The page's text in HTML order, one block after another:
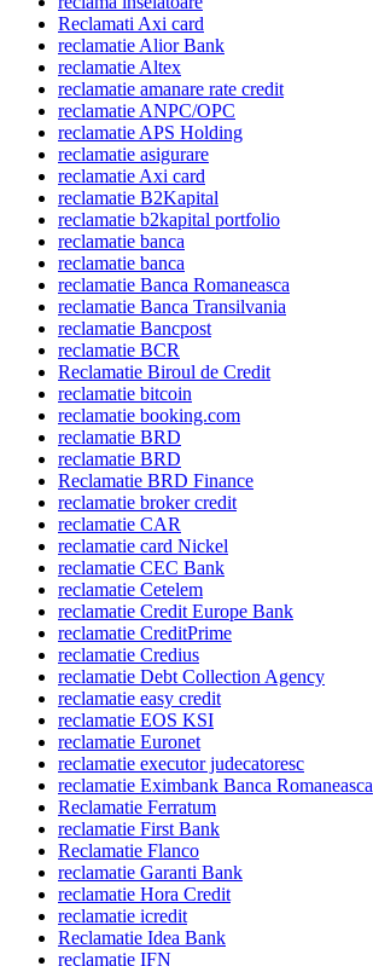
Reclamati Axi card
reclamatie Alior Bank
reclamatie Altex
reclamatie amanare rate credit
reclamatie ANPC/OPC
reclamatie APS Holding
reclamatie asigurare
reclamatie Axi card
reclamatie B2Kapital
reclamatie b2kapital portfolio
reclamatie banca
reclamatie banca
reclamatie Banca Romaneasca
reclamatie Banca Transilvania
reclamatie Bancpost
reclamatie BCR
Reclamatie Biroul de Credit
reclamatie bitcoin
reclamatie booking.com
reclamatie BRD
reclamatie BRD
Reclamatie BRD Finance
reclamatie broker credit
reclamatie CAR
reclamatie card Nickel
reclamatie CEC Bank
reclamatie Cetelem
reclamatie Credit Europe Bank
reclamatie CreditPrime
reclamatie Credius
reclamatie Debt Collection Agency
reclamatie easy credit
reclamatie EOS KSI
reclamatie Euronet
reclamatie executor judecatoresc
reclamatie Eximbank Banca Romaneasca
Reclamatie Ferratum
reclamatie First Bank
Reclamatie Flanco
reclamatie Garanti Bank
reclamatie Hora Credit
reclamatie icredit
Reclamatie Idea Bank
reclamatie IFN